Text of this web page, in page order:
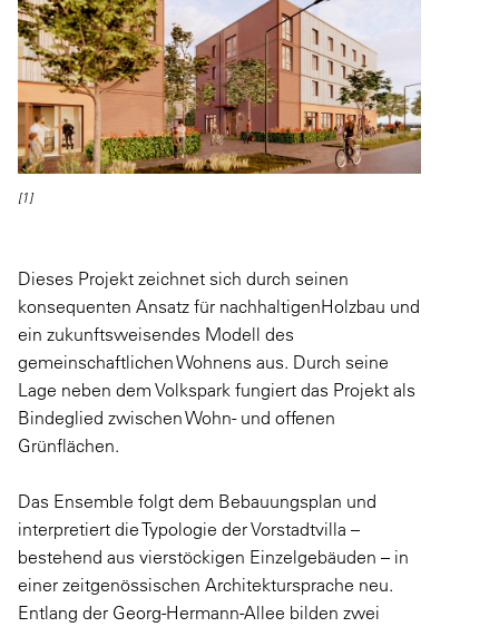
[1]
Dieses Projekt zeichnet sich durch seinen
konsequenten Ansatz für nachhaltigenHolzbau und
ein zukunftsweisendes Modell des
gemeinschaftlichen Wohnens aus. Durch seine
Lage neben dem Volkspark fungiert das Projekt als
Bindeglied zwischen Wohn- und offenen
Grünflächen.
Das Ensemble folgt dem Bebauungsplan und
interpretiert die Typologie der Vorstadtvilla –
bestehend aus vierstöckigen Einzelgebäuden – in
einer zeitgenössischen Architektursprache neu.
Entlang der Georg-Hermann-Allee bilden zwei